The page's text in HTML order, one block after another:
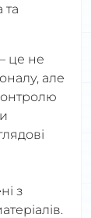
та
це не
але
з